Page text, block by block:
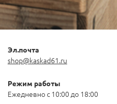
Эл.почта
shop@kaskad61.ru
Режим работы
Ежедневно с 10:00 до 18:00